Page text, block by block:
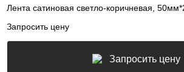
Лента сатиновая светло-коричневая,
Запросить цену
Запросить цену